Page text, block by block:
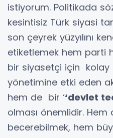
istiyorum. Politikada
kesintisiz Türk siyasi
son çeyrek yüzyılını
etiketlemek hem parti
bir siyasetçi için kolay
yönetimine etki eden
hem de bir ‘‘devlet
olması önemlidir.
becerebilmek, hem